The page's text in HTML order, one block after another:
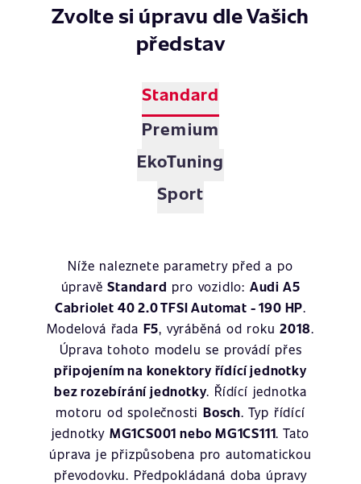
Zvolte si úpravu dle Vašich
představ
Standard
Premium
EkoTuning
Sport
Níže naleznete parametry před a po
úpravěStandard pro vozidlo: Audi A5
Cabriolet 40 2.0 TFSI Automat - 190 HP.
Modelová řada F5, vyráběná od roku2018.
Úprava tohoto modelu se provádí přes
připojením na konektory řídící jednotky
bez rozebírání jednotky. Řídící jednotka
motoru od společnosti Bosch. Typ řídící
jednotky MG1CS001 nebo MG1CS111. Tato
úprava je přizpůsobena pro automatickou
převodovku. Předpokládaná doba úpravy